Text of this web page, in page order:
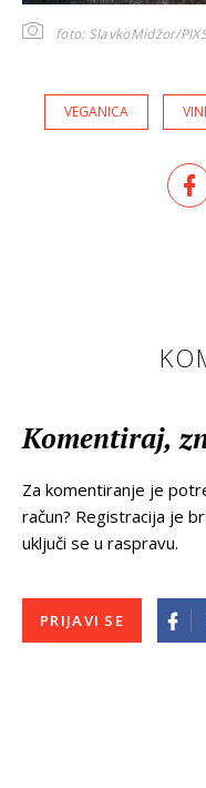
foto: SlavkoMidžor/
VEGANICA
Komentiraj,
Za komentiranje je
račun? Registracija je
uključi se u raspravu.
PRIJAVI SE